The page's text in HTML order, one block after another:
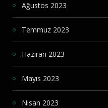
Ağustos 2023
Temmuz 2023
Haziran 2023
Mayıs 2023
Nisan 2023